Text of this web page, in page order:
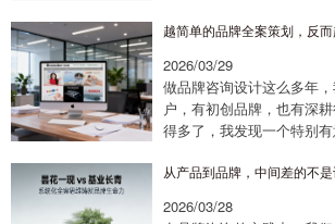
将日式生活美学理念融入...
越简单的品牌全案策划，反
2026/03/29
做品牌咨询设计这么多年
户，有初创品牌，也有深
得多了，我发现一个特别
简单到让人一眼就能记住
从产品到品牌，中间差的不
2026/03/28